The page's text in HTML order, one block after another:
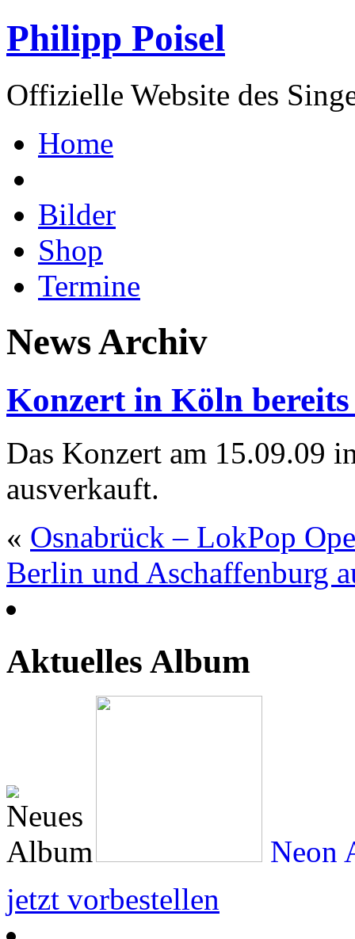
Philipp Poisel
Offizielle Website des
Home
Bilder
Shop
Termine
News Archiv
Konzert in Köln
Das Konzert am 15.09.09
ausverkauft.
« Osnabrück – LokPop
Berlin und Aschaffenburg
Aktuelles Album
Neon
jetzt vorbestellen